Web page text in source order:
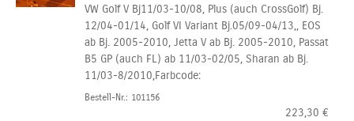
VW Golf V Bj11/03-10/08, Plus (auch CrossGolf) Bj.
12/04-01/14, Golf VI Variant Bj.05/09-04/13,, EOS
ab Bj. 2005-2010, Jetta V ab Bj. 2005-2010, Passat
B5 GP (auch FL) ab 11/03-02/05, Sharan ab Bj.
11/03-8/2010,Farbcode:
Bestell-Nr.: 101156
223,30 €